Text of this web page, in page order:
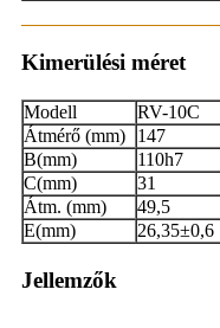
Kimerülési méret
Modell RV-10C
Átmérő (mm)
147
B(mm)
110h7
C(mm)
31
Átm. (mm)
49,5
E(mm)
26,35±0,6
Jellemzők